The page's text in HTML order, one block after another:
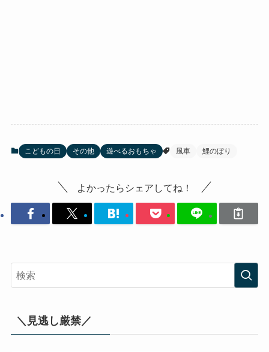
こどもの日 その他 遊べるおもちゃ 風車 鯉のぼり
よかったらシェアしてね！
＼見逃し厳禁／